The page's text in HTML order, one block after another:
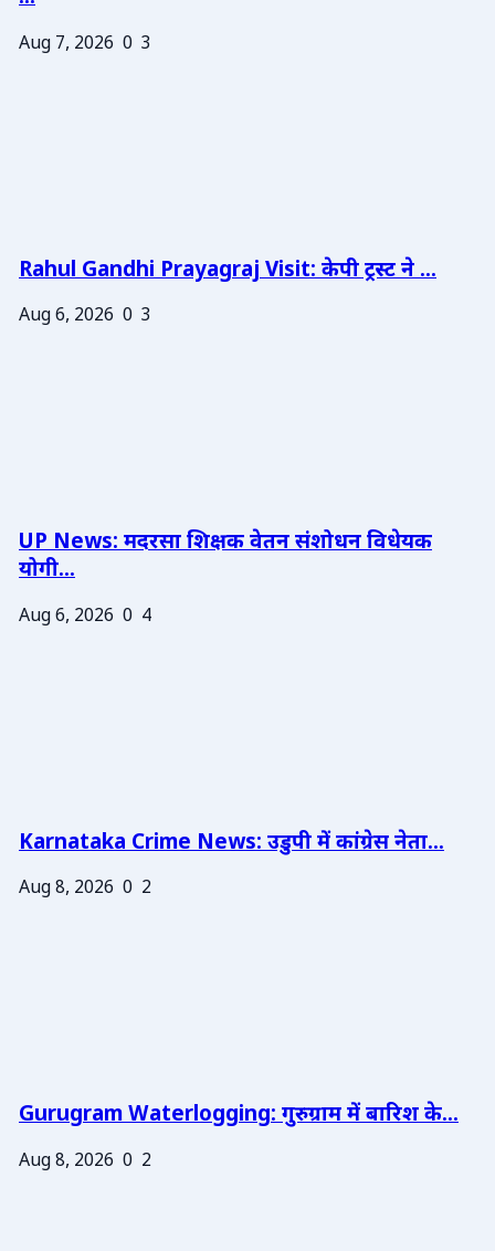
Aug 7, 2026 0 3
Rahul Gandhi Prayagraj Visit: केपी ट्रस्ट ने ...
Aug 6, 2026 0 3
UP News: मदरसा शिक्षक वेतन संशोधन विधेयक
योगी...
Aug 6, 2026 0 4
Karnataka Crime News: उडुपी में कांग्रेस नेता...
Aug 8, 2026 0 2
Gurugram Waterlogging: गुरुग्राम में बारिश के...
Aug 8, 2026 0 2